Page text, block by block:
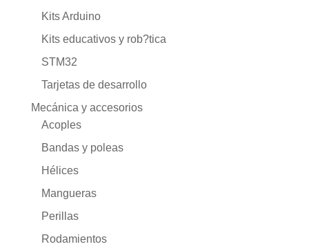
Kits Arduino
Kits educativos y rob?tica
STM32
Tarjetas de desarrollo
Mecánica y accesorios
Acoples
Bandas y poleas
Hélices
Mangueras
Perillas
Rodamientos